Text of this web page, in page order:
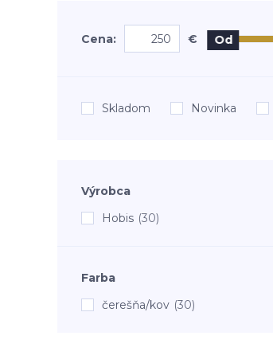
Cena: € Od
Skladom Novinka
Výrobca
Hobis (30)
Farba
čerešňa/kov (30)